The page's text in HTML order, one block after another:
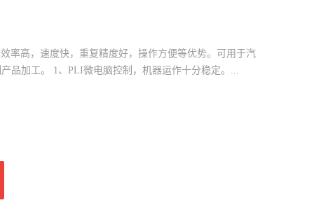
率高，速度快，重复精度好，操作方便等优势。可用于汽
品加工。 1、PLI微电脑控制，机器运作十分稳定。...